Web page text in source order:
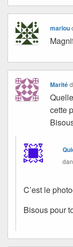
marlou
Marité
cette
C’est le
Bisous pour